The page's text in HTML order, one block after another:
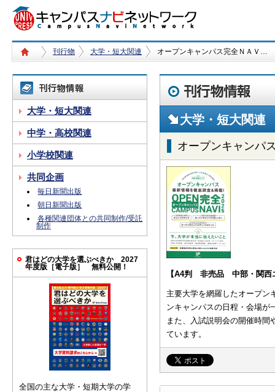
刊行物 大学・短大関連 オープンキャンパス完全ＮＡＶ…
大学・短大関連
中学・高校関連
小学校関連
共同企画
毎日新聞出版
朝日新聞出版
各種関連団体との共同制作/受託
制作
君はどの大学を選ぶべきか 2027
年度版［電子版］ 無料公開！
全国の主な大学・短期大学の学
大学・短大関連
オープンキャンパ
【A4判 非売品 中部・関西
主要大学を網羅したオープン
ンキャンパスの日程・会場が
また、入試説明会の開催時
ています。